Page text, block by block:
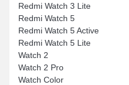
Redmi Watch 3 Lite
Redmi Watch 5
Redmi Watch 5 Active
Redmi Watch 5 Lite
Watch 2
Watch 2 Pro
Watch Color